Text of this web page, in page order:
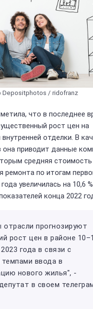
Depositphotos / ridofranz
что в последнее
рост цен на
отделки. В
она приводит данные
средняя стоимость
ремонта по итогам
увеличилась на 10,6 %
конца 2022
отрасли прогнозируют
рост цен в районе
года в связи с
ввода в
нового жилья", -
в своем